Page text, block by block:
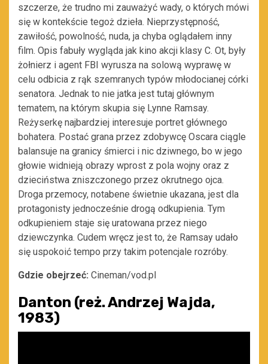
szczerze, że trudno mi zauważyć wady, o których mówi
się w kontekście tegoż dzieła. Nieprzystępność,
zawiłość, powolność, nuda, ja chyba oglądałem inny
film. Opis fabuły wygląda jak kino akcji klasy C. Ot, były
żołnierz i agent FBI wyrusza na solową wyprawę w
celu odbicia z rąk szemranych typów młodocianej córki
senatora. Jednak to nie jatka jest tutaj głównym
tematem, na którym skupia się Lynne Ramsay.
Reżyserkę najbardziej interesuje portret głównego
bohatera. Postać grana przez zdobywcę Oscara ciągle
balansuje na granicy śmierci i nic dziwnego, bo w jego
głowie widnieją obrazy wprost z pola wojny oraz z
dzieciństwa zniszczonego przez okrutnego ojca.
Droga przemocy, notabene świetnie ukazana, jest dla
protagonisty jednocześnie drogą odkupienia. Tym
odkupieniem staje się uratowana przez niego
dziewczynka. Cudem wręcz jest to, że Ramsay udało
się uspokoić tempo przy takim potencjale rozróby.
Gdzie obejrzeć: Cineman/vod.pl
Danton (reż. Andrzej Wajda,
1983)